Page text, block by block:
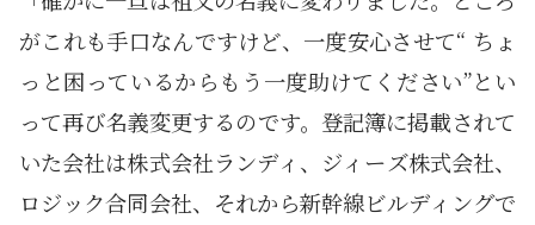
がこれも手口なんですけど、一度安心させて“ ちょ
っと困っているからもう一度助けてください”とい
って再び名義変更するのです。登記簿に掲載されて
いた会社は株式会社ランディ、ジィーズ株式会社、
ロジック合同会社、それから新幹線ビルディングで